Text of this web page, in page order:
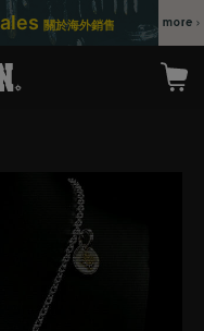
關於海外銷售